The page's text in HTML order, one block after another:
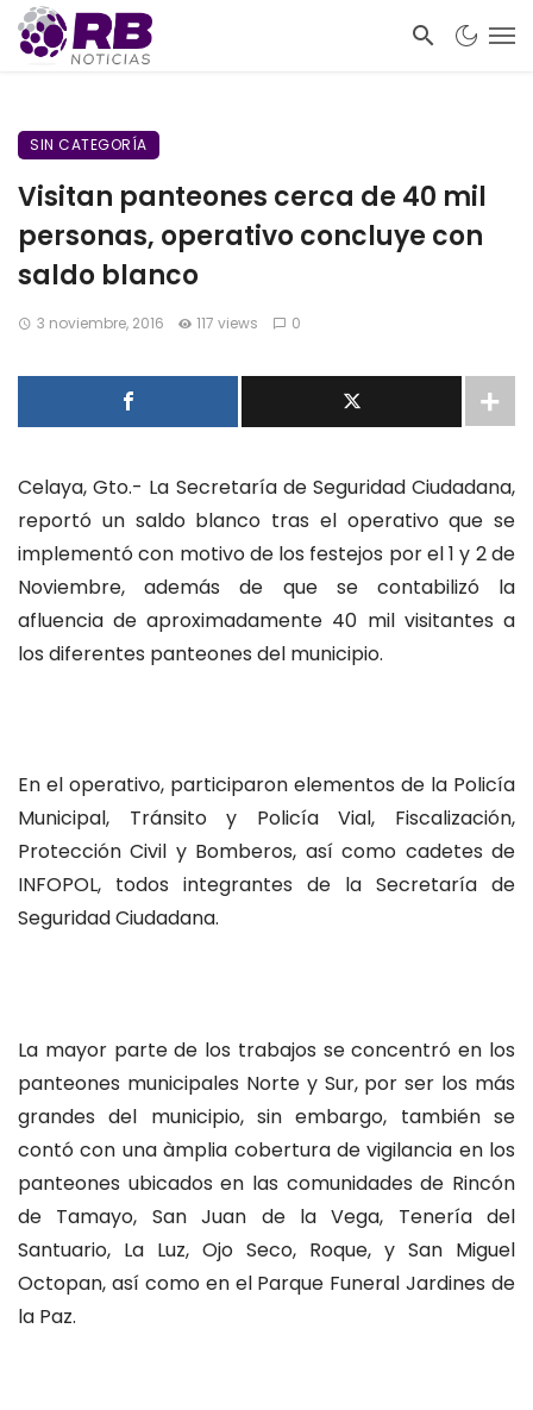
SIN CATEGORÍA
Visitan panteones cerca de 40 mil
personas, operativo concluye con
saldo blanco
3 noviembre, 2016 117 views 0
Celaya, Gto.- La Secretaría de Seguridad Ciudadana,
reportó un saldo blanco tras el operativo que se
implementó con motivo de los festejos por el 1 y 2 de
Noviembre, además de que se contabilizó la
afluencia de aproximadamente 40 mil visitantes a
los diferentes panteones del municipio.
En el operativo, participaron elementos de la Policía
Municipal, Tránsito y Policía Vial, Fiscalización,
Protección Civil y Bomberos, así como cadetes de
INFOPOL, todos integrantes de la Secretaría de
Seguridad Ciudadana.
La mayor parte de los trabajos se concentró en los
panteones municipales Norte y Sur, por ser los más
grandes del municipio, sin embargo, también se
contó con una àmplia cobertura de vigilancia en los
panteones ubicados en las comunidades de Rincón
de Tamayo, San Juan de la Vega, Tenería del
Santuario, La Luz, Ojo Seco, Roque, y San Miguel
Octopan, así como en el Parque Funeral Jardines de
la Paz.